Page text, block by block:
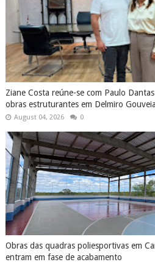
Ziane Costa reúne-se com Paulo
obras estruturantes em Delmiro Gouveia
August 04, 2026 0
Obras das quadras poliesportivas em
entram em fase de acabamento